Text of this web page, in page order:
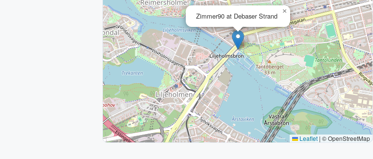
Zimmer90 at Debaser Strand
×
Leaflet | © OpenStreetMap